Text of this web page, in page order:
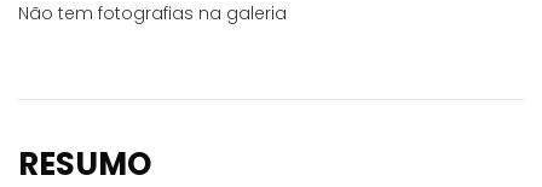
Não tem fotografias na galeria
RESUMO